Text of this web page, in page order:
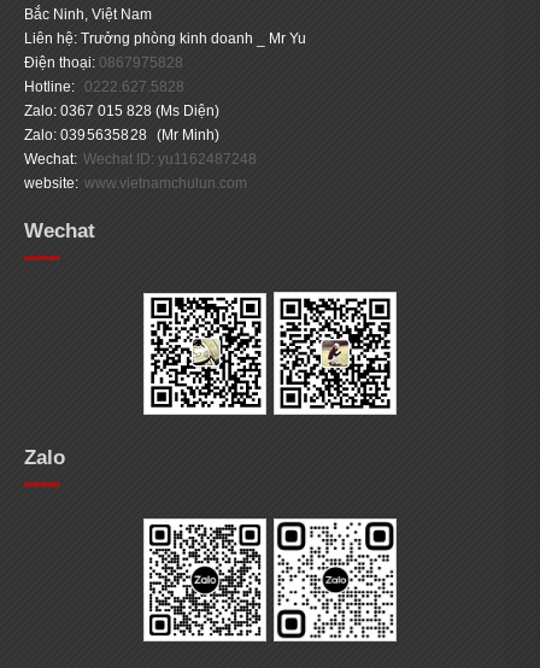
Bắc Ninh, Việt Nam
Liên hệ: Trưởng phòng kinh doanh _ Mr Yu
Điện thoại: 0867975828
Hotline: 0222.627.5828
Zalo: 0367 015 828 (Ms Diện)
Zalo: 0395635828
(Mr Minh)
Wechat: Wechat ID: yu1162487248
website: www.vietnamchulun.com
Wechat
Zalo